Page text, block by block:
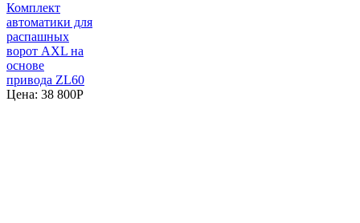
Комплект
автоматики для
распашных
ворот AXL на
основе
привода ZL60
Цена: 38 800P